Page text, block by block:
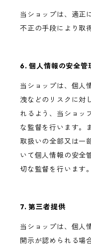
当ショップは、適正
不正の手段により取
6. 個人情報の安全管
当ショップは、個人
洩などのリスクに対
れるよう、当ショッ
な監督を行います。
取扱いの全部又は一
いて個人情報の安全
切な監督を行います。
7. 第三者提供
当ショップは、個人
開示が認められる場